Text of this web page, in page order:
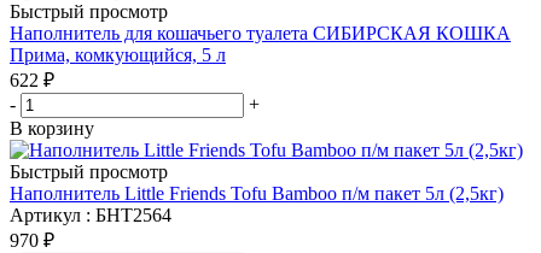
Быстрый просмотр
Наполнитель для кошачьего туалета СИБИРСКАЯ КОШКА
Прима, комкующийся, 5 л
622 ₽
-
+
В корзину
Быстрый просмотр
Наполнитель Little Friends Tofu Bamboo п/м пакет 5л (2,5кг)
Артикул : БНТ2564
970 ₽